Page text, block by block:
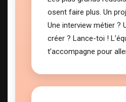
osent faire plus. Un
Une interview métier ?
créer ? Lance-toi !
t’accompagne pour